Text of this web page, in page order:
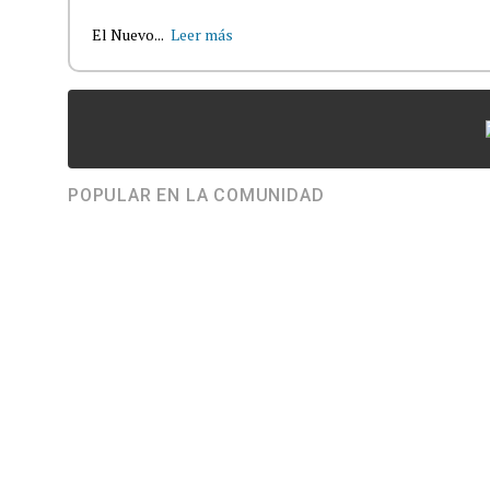
El Nuevo... Leer más
POPULAR EN LA COMUNIDAD